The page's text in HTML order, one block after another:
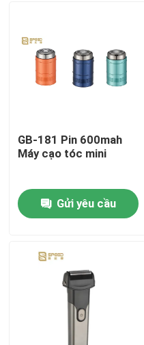
Địa chỉ liên hệ
Sản phẩm
Máy cắt tóc sạc
Máy cắt tóc thợ cắt tóc
Máy cắt tóc không dây
Máy cắt tóc chống nước
GB-181 Pin 600mah
Máy cạo tóc mini
Gửi yêu cầu